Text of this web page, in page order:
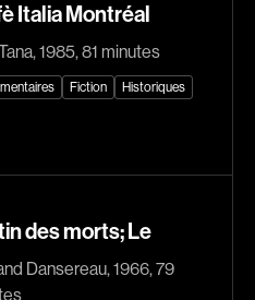
Policiers
Thrillers
1950
1970
Italia Montréal
1985, 81 minutes
Fiction Historiques
des morts; Le
Dansereau, 1966, 79